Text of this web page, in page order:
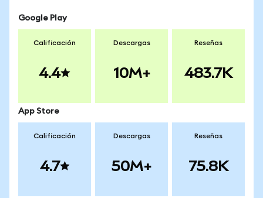
Google Play
Calificación
4.4
Descargas
10M+
Reseñas
483.7K
App Store
Calificación
4.7
Descargas
50M+
Reseñas
75.8K